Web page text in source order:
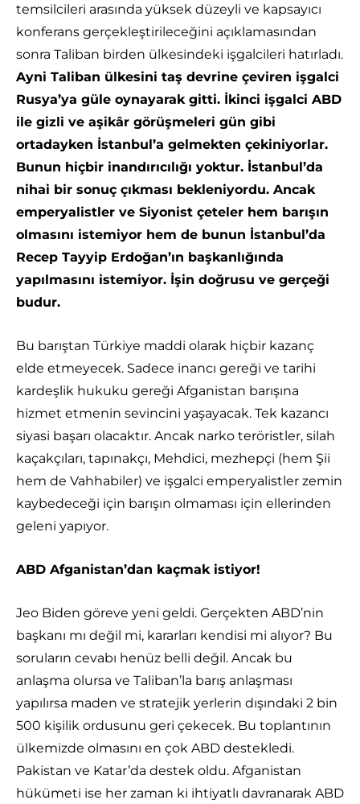
temsilcileri arasında yüksek düzeyli ve kapsayıcı
konferans gerçekleştirileceğini açıklamasından
sonra Taliban birden ülkesindeki işgalcileri hatırladı.
Ayni Taliban ülkesini taş devrine çeviren işgalci
Rusya’ya güle oynayarak gitti. İkinci işgalci ABD
ile gizli ve aşikâr görüşmeleri gün gibi
ortadayken İstanbul’a gelmekten çekiniyorlar.
Bunun hiçbir inandırıcılığı yoktur. İstanbul’da
nihai bir sonuç çıkması bekleniyordu. Ancak
emperyalistler ve Siyonist çeteler hem barışın
olmasını istemiyor hem de bunun İstanbul’da
Recep Tayyip Erdoğan’ın başkanlığında
yapılmasını istemiyor. İşin doğrusu ve gerçeği
budur.
Bu barıştan Türkiye maddi olarak hiçbir kazanç
elde etmeyecek. Sadece inancı gereği ve tarihi
kardeşlik hukuku gereği Afganistan barışına
hizmet etmenin sevincini yaşayacak. Tek kazancı
siyasi başarı olacaktır. Ancak narko teröristler, silah
kaçakçıları, tapınakçı, Mehdici, mezhepçi (hem Şii
hem de Vahhabiler) ve işgalci emperyalistler zemin
kaybedeceği için barışın olmaması için ellerinden
geleni yapıyor.
ABD Afganistan’dan kaçmak istiyor!
Jeo Biden göreve yeni geldi. Gerçekten ABD’nin
başkanı mı değil mi, kararları kendisi mi alıyor? Bu
soruların cevabı henüz belli değil. Ancak bu
anlaşma olursa ve Taliban’la barış anlaşması
yapılırsa maden ve stratejik yerlerin dışındaki 2 bin
500 kişilik ordusunu geri çekecek. Bu toplantının
ülkemizde olmasını en çok ABD destekledi.
Pakistan ve Katar’da destek oldu. Afganistan
hükümeti ise her zaman ki ihtiyatlı davranarak ABD